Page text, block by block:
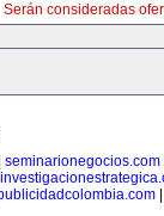
Serán consideradas
seminarionegocios.com